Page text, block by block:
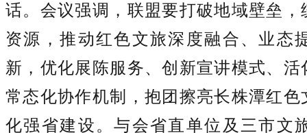
话。会议强调，联盟要打破地域壁垒
资源，推动红色文旅深度融合、业态
新，优化展陈服务、创新宣讲模式、
常态化协作机制，抱团擦亮长株潭红
化强省建设。与会省直单位及三市文